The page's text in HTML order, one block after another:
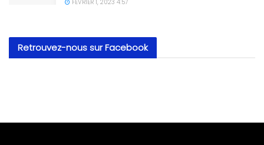
FÉVRIER 1, 2023 4:57
Retrouvez-nous sur Facebook